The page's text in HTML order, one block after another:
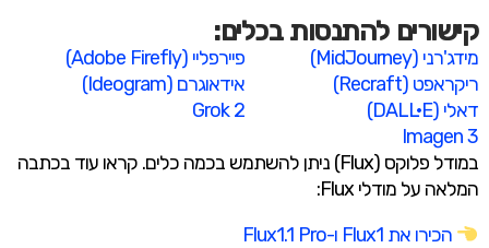
קישורים להתנסות בכלים:
מידג'רני (MidJourney)​
פיירפליי (Adobe Firefly)​
ריקראפט (Recraft)​
אידאוגרם (Ideogram)​
דאלי (DALL·E)
Grok 2
Imagen 3
במודל פלוקס (Flux) ניתן להשתמש בכמה כלים. קראו עוד בכתבה
המלאה על מודלי Flux:
הכירו את Flux1 ו-Flux1.1 Pro